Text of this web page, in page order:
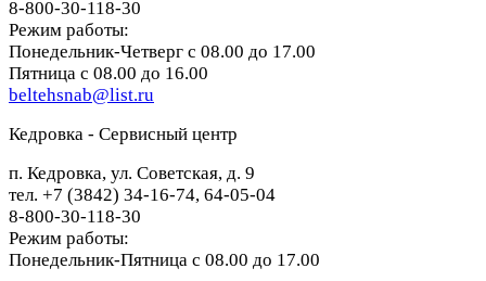
8-800-30-118-30
Режим работы:
Понедельник-Четверг с 08.00 до 17.00
Пятница с 08.00 до 16.00
beltehsnab@list.ru
Кедровка - Сервисный центр
п. Кедровка, ул. Советская, д. 9
тел. +7 (3842) 34-16-74, 64-05-04
8-800-30-118-30
Режим работы:
Понедельник-Пятница с 08.00 до 17.00